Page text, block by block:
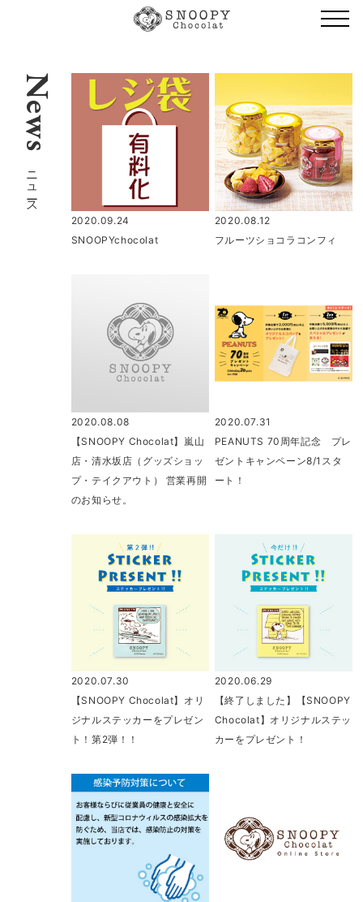
News
ニュース
2020.09.24
SNOOPYchocolat
2020.08.12
フルーツショコラコンフィ
2020.08.08
【SNOOPY Chocolat】嵐山
店・清水坂店（グッズショッ
プ・テイクアウト） 営業再開
のお知らせ。
2020.07.31
PEANUTS 70周年記念 プレ
ゼントキャンペーン8/1スタ
ート！
2020.07.30
【SNOOPY Chocolat】オリ
ジナルステッカーをプレゼン
ト！第2弾！！
2020.06.29
【終了しました】【SNOOPY
Chocolat】オリジナルステッ
カーをプレゼント！